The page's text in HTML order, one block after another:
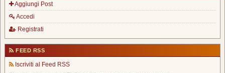
Aggiungi Post
Accedi
Registrati
FEED RSS
Iscriviti al Feed RSS